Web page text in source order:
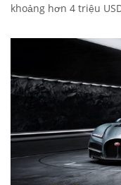
khoảng hơn 4 triệu